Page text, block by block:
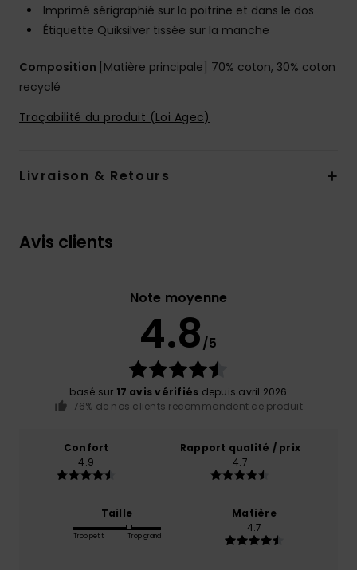
Imprimé sérigraphié sur la poitrine et dans le dos
Étiquette Quiksilver tissée sur la manche
Composition [Matière principale] 70% coton, 30% coton
recyclé
Traçabilité du produit (Loi Agec)
Livraison & Retours
Avis clients
Note moyenne
4.8/5
basé sur 17 avis vérifiés depuis avril 2026
76% de nos clients recommandent ce produit
Confort
4.9
Rapport qualité / prix
4.7
Taille
Trop petit Trop grand
Matière
4.7